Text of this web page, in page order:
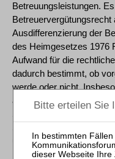
Betreuungsleistungen.
Betreuervergütungsrecht
Ausdifferenzierung der
des Heimgesetzes 1976
Aufwand für die
dadurch bestimmt, ob
werde oder nicht.
aus der Behindertenhilfe
Sinne einer
umfassender
Drucks. 19/8694 S. 28 f.).